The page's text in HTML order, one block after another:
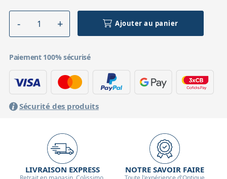
Ajouter au panier
Paiement 100% sécurisé
Sécurité des produits
LIVRAISON EXPRESS NOTRE SAVOIR FAIRE